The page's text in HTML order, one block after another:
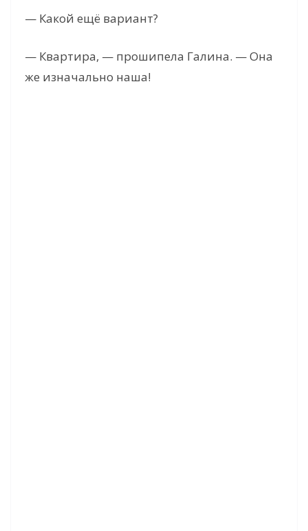
— Какой ещё вариант?
— Квартира, — прошипела Галина. — Она
же изначально наша!